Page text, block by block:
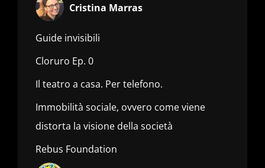
Cristina Marras
Guide invisibili
Cloruro Ep. 0
Il teatro a casa. Per telefono.
Immobilità sociale, ovvero come viene
distorta la visione della società
Rebus Foundation